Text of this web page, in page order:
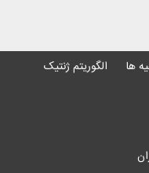
ها
الگوریتم ژنتیک